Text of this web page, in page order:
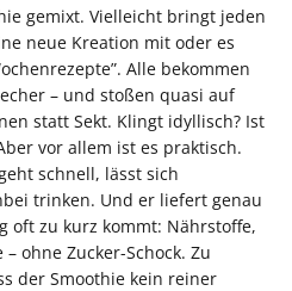
gemixt. Vielleicht bringt jeden
neue Kreation mit oder es
Alle bekommen
– und stoßen quasi auf
statt Sekt. Klingt idyllisch? Ist
vor allem ist es praktisch.
schnell, lässt sich
trinken. Und er liefert genau
oft zu kurz kommt: Nährstoffe,
ohne Zucker-Schock. Zu
der Smoothie kein reiner